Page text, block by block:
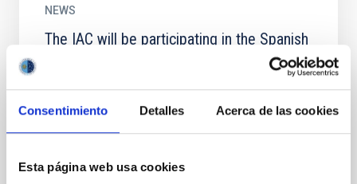
Consentimiento Detalles Acerca de las cookies
Esta página web usa cookies
NEWS
The IAC will be participating in the Spanish
Small Satellites International Forum 2020
A group of scientists and engineers from IACTEC
Espacio, of the Instituto de Astrofísica de Canarias